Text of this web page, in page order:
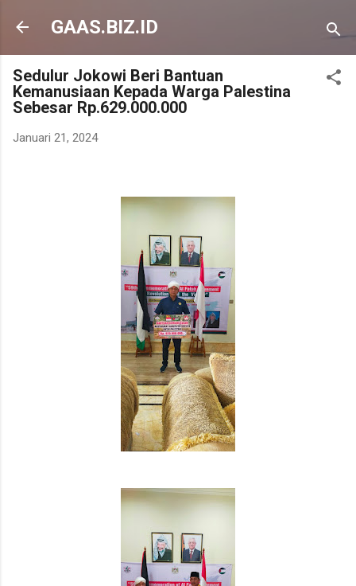
Langsung ke konten utama
GAAS.BIZ.ID
Sedulur Jokowi Beri Bantuan
Kemanusiaan Kepada Warga Palestina
Sebesar Rp.629.000.000
Januari 21, 2024